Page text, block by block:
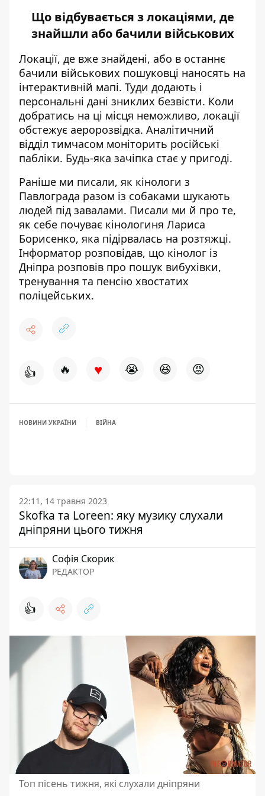
Що відбувається з локаціями, де
знайшли або бачили військових
Локації, де вже знайдені, або в останнє
бачили військових пошуковці наносять на
інтерактивній мапі. Туди додають і
персональні дані зниклих безвісти. Коли
добратись на ці місця неможливо, локації
обстежує аеророзвідка. Аналітичний
відділ тимчасом моніторить російські
пабліки. Будь-яка зачіпка стає у пригоді.
Раніше ми писали, як кінологи з
Павлограда разом із собаками шукають
людей під завалами. Писали ми й про те,
як себе почуває кінологиня Лариса
Борисенко, яка підірвалась на розтяжці.
Інформатор розповідав, що кінолог із
Дніпра розповів про пошук вибухівки,
тренування та пенсію хвостатих
поліцейських.
👍 🔥 ♥ 😭 😆 😡
НОВИНИ УКРАЇНИ ВІЙНА
22:11, 14 травня 2023
Skofka та Loreen: яку музику слухали
дніпряни цього тижня
Софія Скорик
РЕДАКТОР
👍
Топ пісень тижня, які слухали дніпряни